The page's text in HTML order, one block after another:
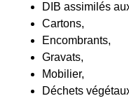
DIB assimilés
Cartons,
Encombrants,
Gravats,
Mobilier,
Déchets